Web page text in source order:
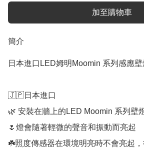
加至購物車
簡介
日本進口LED姆明Moomin 系列感應壁
🇯🇵日本進口
🌿 安裝在牆上的LED Moomin 系列壁
🌷燈會隨著輕微的聲音和振動而亮起
☘️照度傳感器在環境明亮時不會亮起